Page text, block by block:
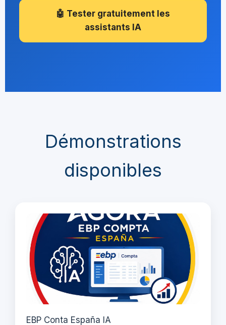
🤖 Tester gratuitement les
assistants IA
Démonstrations
disponibles
EBP Conta España IA